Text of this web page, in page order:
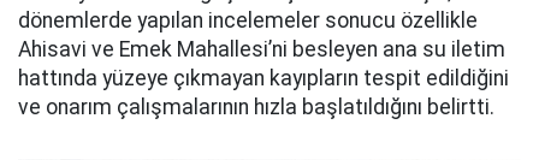
dönemlerde yapılan incelemeler sonucu özellikle
Ahisavi ve Emek Mahallesi’ni besleyen ana su iletim
hattında yüzeye çıkmayan kayıpların tespit edildiğini
ve onarım çalışmalarının hızla başlatıldığını belirtti.